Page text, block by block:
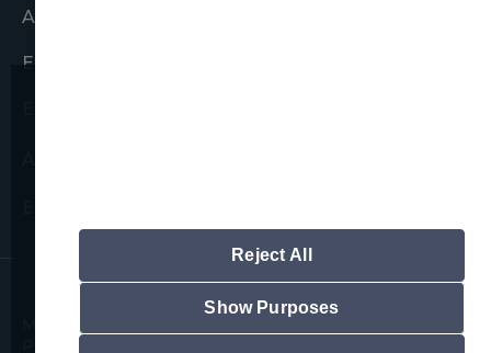
communiquer vos informations
A noter, que l'ensemble des adresses
email officielles ADEO respectent le
formalisme suivant :
"prénom.nom@adeo.com", nul autre
ADEO dans le monde
Engagements éthiques
Reject All
Show Purposes